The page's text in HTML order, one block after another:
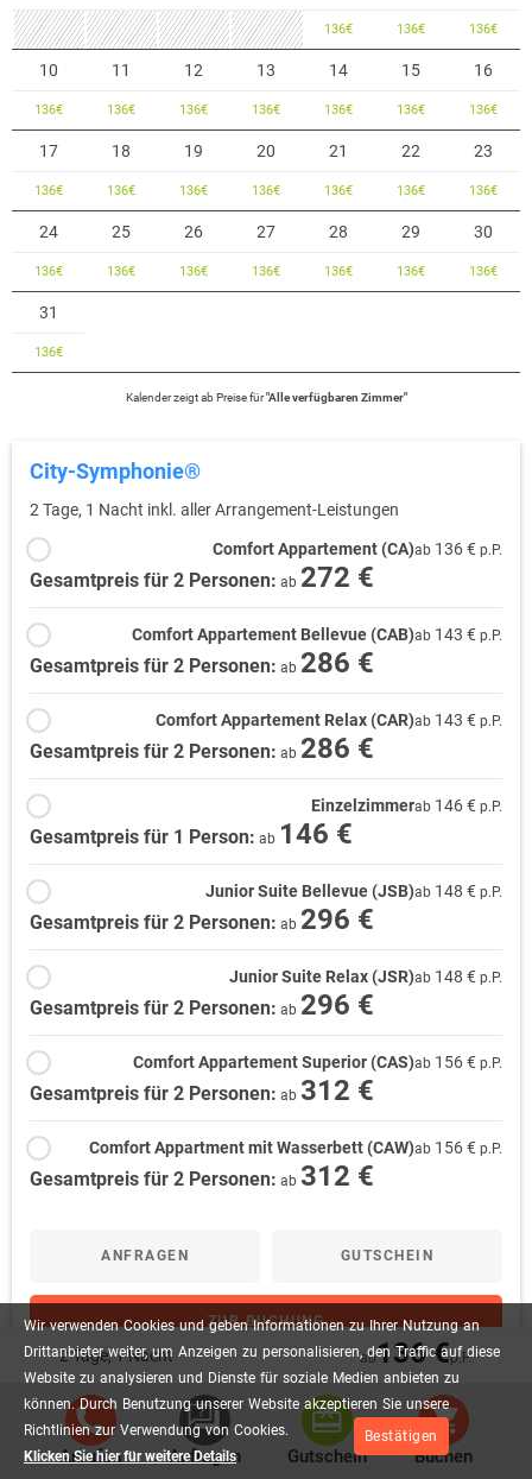
Wir verwenden Cookies und geben Informationen zu Ihrer Nutzung an
Drittanbieter weiter, um Anzeigen zu personalisieren, den Traffic auf diese
Website zu analysieren und Dienste für soziale Medien anbieten zu
können. Durch Benutzung unserer Website akzeptieren Sie unsere
Richtlinien zur Verwendung von Cookies.
Klicken Sie hier für weitere Details
Bestätigen
136€ 136€ 136€
10
136€
11
136€
12
136€
13
136€
14
136€
15
136€
16
136€
17
136€
18
136€
19
136€
20
136€
21
136€
22
136€
23
136€
24
136€
25
136€
26
136€
27
136€
28
136€
29
136€
30
136€
31
136€
Kalender zeigtab Preise für"Alle verfügbaren Zimmer"
City-Symphonie®
2 Tage, 1 Nacht inkl. aller Arrangement-Leistungen
Comfort Appartement (CA)ab 136 € p.P.
Gesamtpreis für 2 Personen: ab 272 €
Comfort Appartement Bellevue (CAB)ab 143 € p.P.
Gesamtpreis für 2 Personen: ab 286 €
Comfort Appartement Relax (CAR)ab 143 € p.P.
Gesamtpreis für 2 Personen: ab 286 €
Einzelzimmerab 146 € p.P.
Gesamtpreis für 1 Person: ab 146 €
Junior Suite Bellevue (JSB)ab 148 € p.P.
Gesamtpreis für 2 Personen: ab 296 €
Junior Suite Relax (JSR)ab 148 € p.P.
Gesamtpreis für 2 Personen: ab 296 €
Comfort Appartement Superior (CAS)ab 156 € p.P.
Gesamtpreis für 2 Personen: ab 312 €
Comfort Appartment mit Wasserbett (CAW)ab 156 € p.P.
Gesamtpreis für 2 Personen: ab 312 €
ANFRAGEN GUTSCHEIN
ZUR BUCHUNG
Häufig gestellte Fragen
2 Tage, 1 Nacht ab136 €p.P.
Anrufen Anfragen Gutschein Buchen